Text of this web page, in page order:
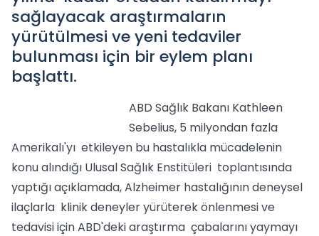
sağlayacak araştırmaların
yürütülmesi ve yeni tedaviler
bulunması için bir eylem planı
başlattı.
ABD Sağlık Bakanı Kathleen
Sebelius, 5 milyondan fazla
Amerikalı'yı etkileyen bu hastalıkla mücadelenin
konu alındığı Ulusal Sağlık Enstitüleri toplantısında
yaptığı açıklamada, Alzheimer hastalığının deneysel
ilaçlarla klinik deneyler yürüterek önlenmesi ve
tedavisi için ABD'deki araştırma çabalarını yaymayı